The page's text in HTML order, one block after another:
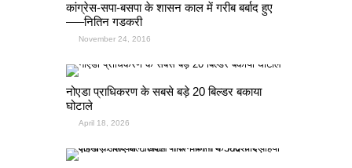
कांग्रेस-सपा-बसपा के शासन काल में गरीब बर्बाद हुए
—–नितिन गडकरी
November 24, 2016
नोएडा प्राधिकरण के सबसे बड़े 20 बिल्डर बकाया
घोटाले
April 18, 2026